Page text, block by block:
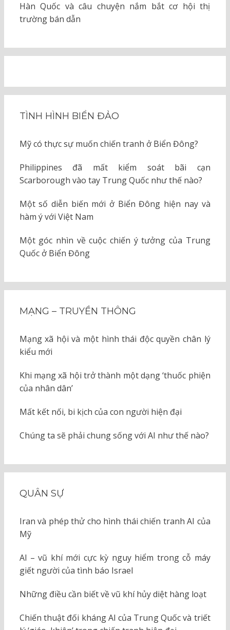
Hàn Quốc và câu chuyện nắm bắt cơ hội thị
trường bán dẫn
TÌNH HÌNH BIỂN ĐẢO
Mỹ có thực sự muốn chiến tranh ở Biển Đông?
Philippines đã mất kiểm soát bãi cạn
Scarborough vào tay Trung Quốc như thế nào?
Một số diễn biến mới ở Biển Đông hiện nay và
hàm ý với Việt Nam
Một góc nhìn về cuộc chiến ý tưởng của Trung
Quốc ở Biển Đông
MẠNG – TRUYỀN THÔNG
Mạng xã hội và một hình thái độc quyền chân lý
kiểu mới
Khi mạng xã hội trở thành một dạng ‘thuốc phiện
của nhân dân’
Mất kết nối, bi kịch của con người hiện đại
Chúng ta sẽ phải chung sống với AI như thế nào?
QUÂN SỰ
Iran và phép thử cho hình thái chiến tranh AI của
Mỹ
AI – vũ khí mới cực kỳ nguy hiểm trong cỗ máy
giết người của tình báo Israel
Những điều cần biết về vũ khí hủy diệt hàng loạt
Chiến thuật đối kháng AI của Trung Quốc và triết